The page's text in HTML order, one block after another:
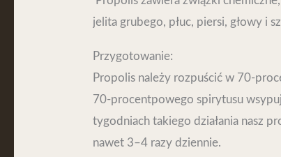
jelita grubego, płuc, piersi, głowy i
Przygotowanie:
Propolis należy rozpuścić w 70-
70-procentpowego spirytusu
tygodniach takiego działania nasz
nawet 3–4 razy dziennie.